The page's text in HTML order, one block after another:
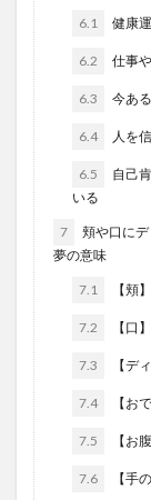
6.1 健康
6.2 仕事
6.3 今あ
6.4 人を
6.5
自己
いる
7
頬や口に
夢の意味
7.1 【頬
7.2 【口
7.3 【デ
7.4 【お
7.5 【お
7.6 【手